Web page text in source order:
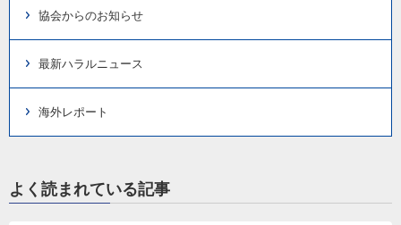
協会からのお知らせ
最新ハラルニュース
海外レポート
よく読まれている記事